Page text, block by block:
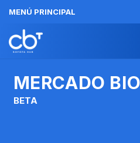
MENÚ PRINCIPAL
MERCADO
BETA